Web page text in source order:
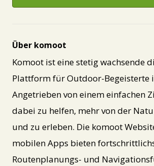
Über komoot
Komoot ist eine stetig wachsende
Plattform für Outdoor-Begeisterte
Angetrieben von einem einfachen
dabei zu helfen, mehr von der
und zu erleben. Die komoot
mobilen Apps bieten
Routenplanungs- und